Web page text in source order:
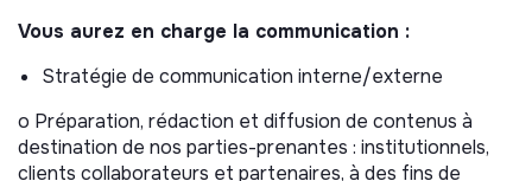
Vous aurez en charge la communication :
Stratégie de communication interne/externe
o Préparation, rédaction et diffusion de contenus à
destination de nos parties-prenantes : institutionnels,
clients collaborateurs et partenaires, à des fins de